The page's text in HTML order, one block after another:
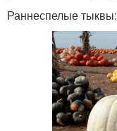
Раннеспелые тыквы: